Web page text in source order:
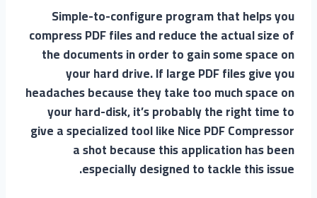
Simple-to-configure program that helps you
compress PDF files and reduce the actual size of
the documents in order to gain some space on
your hard drive. If large PDF files give you
headaches because they take too much space on
your hard-disk, it’s probably the right time to
give a specialized tool like Nice PDF Compressor
a shot because this application has been
especially designed to tackle this issue.